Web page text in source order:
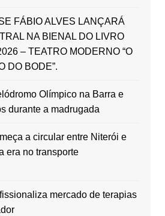
FÁBIO ALVES LANÇARÁ
NA BIENAL DO LIVRO
– TEATRO MODERNO “O
DO BODE”.
Olímpico na Barra e
durante a madrugada
a circular entre Niterói e
era no transporte
mercado de terapias